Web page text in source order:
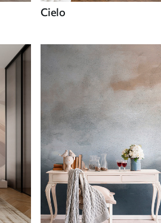
Cielo